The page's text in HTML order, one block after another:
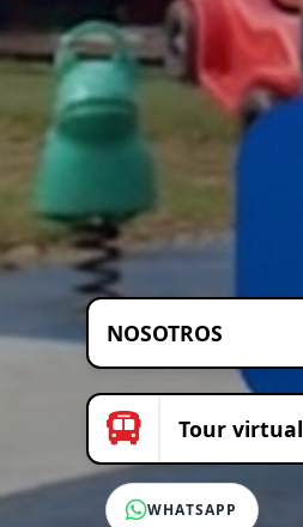
NOSOTROS
Tour virtual
WHATSAPP